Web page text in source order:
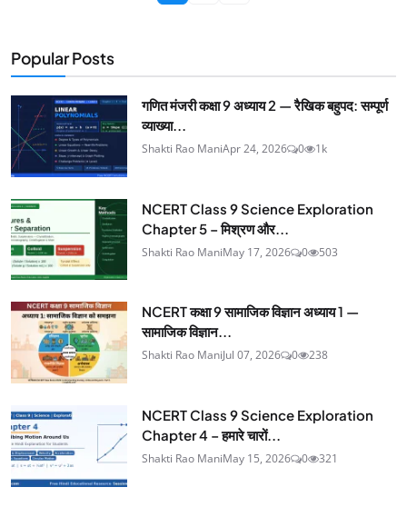
Popular Posts
गणित मंजरी कक्षा 9 अध्याय 2 — रैखिक बहुपद: सम्पूर्ण
व्याख्या...
Shakti Rao ManiApr 24, 2026 0 1k
NCERT Class 9 Science Exploration
Chapter 5 – मिश्रण और...
Shakti Rao ManiMay 17, 2026 0 503
NCERT कक्षा 9 सामाजिक विज्ञान अध्याय 1 —
सामाजिक विज्ञान...
Shakti Rao ManiJul 07, 2026 0 238
NCERT Class 9 Science Exploration
Chapter 4 – हमारे चारों...
Shakti Rao ManiMay 15, 2026 0 321